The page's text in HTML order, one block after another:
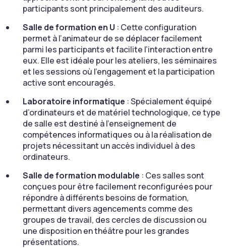
participants sont principalement des auditeurs.
Salle de formation en U : Cette configuration
permet à l’animateur de se déplacer facilement
parmi les participants et facilite l’interaction entre
eux. Elle est idéale pour les ateliers, les séminaires
et les sessions où l’engagement et la participation
active sont encouragés.
Laboratoire informatique : Spécialement équipé
d’ordinateurs et de matériel technologique, ce type
de salle est destiné à l’enseignement de
compétences informatiques ou à la réalisation de
projets nécessitant un accès individuel à des
ordinateurs.
Salle de formation modulable : Ces salles sont
conçues pour être facilement reconfigurées pour
répondre à différents besoins de formation,
permettant divers agencements comme des
groupes de travail, des cercles de discussion ou
une disposition en théâtre pour les grandes
présentations.